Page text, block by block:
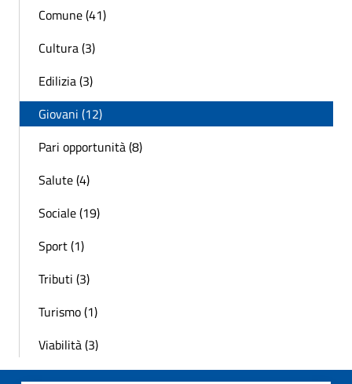
Comune (41)
Cultura (3)
Edilizia (3)
Giovani (12)
Pari opportunità (8)
Salute (4)
Sociale (19)
Sport (1)
Tributi (3)
Turismo (1)
Viabilità (3)